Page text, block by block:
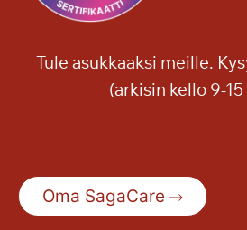
Tule asukkaaksi meille.
(arkisin kello 9-
Oma SagaCare